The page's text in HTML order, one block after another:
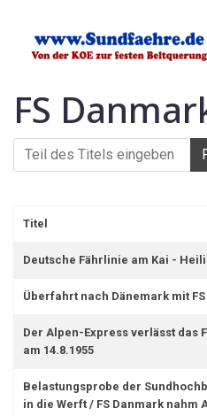
FS
Teil des Titels eingeben
Titel
Deutsche Fährlinie am Kai -
Überfahrt nach Dänemark mit
Der Alpen-Express verlässt das
am 14.8.1955
Belastungsprobe der
in die Werft / FS Danmark nahm